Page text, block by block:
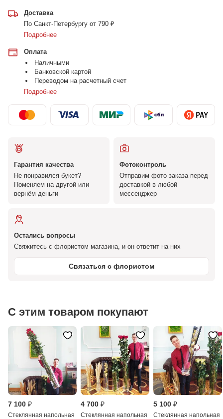
Доставка
По Санкт-Петербургу от 790 ₽
Подробнее
Оплата
Наличными
Банковской картой
Переводом на расчетный счет
Подробнее
Гарантия качества
Не понравился букет?
Поменяем на другой или
вернём деньги
Фотоконтроль
Отправим фото заказа перед
доставкой в любой
мессенджер
Остались вопросы
Свяжитесь с флористом магазина, и он ответит на них
Связаться с флористом
С этим товаром покупают
7 100 ₽
Стеклянная напольная
4 700 ₽
Стеклянная напольная
5 100 ₽
Стеклянная напольная